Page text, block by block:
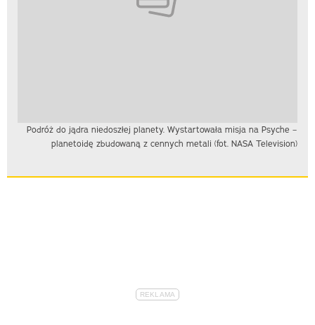
Podróż do jądra niedoszłej planety. Wystartowała misja na Psyche –
planetoidę zbudowaną z cennych metali (fot. NASA Television)